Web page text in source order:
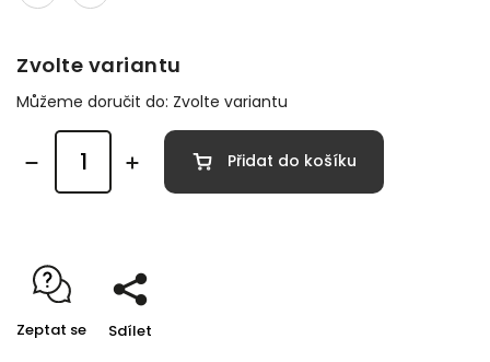
Zvolte variantu
Můžeme doručit do: Zvolte variantu
Přidat do košíku
Zeptat se Sdílet